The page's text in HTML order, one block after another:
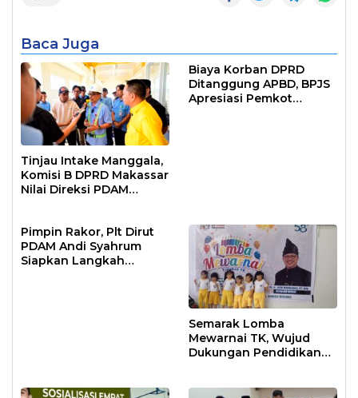
Baca Juga
Tinjau Intake Manggala,
Komisi B DPRD Makassar
Nilai Direksi PDAM
Biaya Korban DPRD
Ditanggung APBD, BPJS
Apresiasi Pemkot
Pimpin Rakor, Plt Dirut
PDAM Andi Syahrum
Siapkan Langkah
Semarak Lomba
Mewarnai TK, Wujud
Dukungan Pendidikan